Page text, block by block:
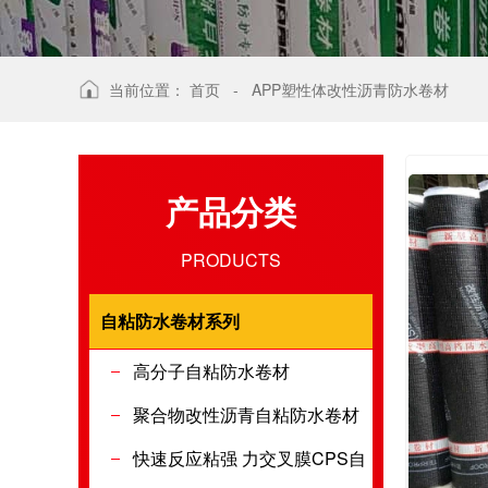
当前位置： 首页 - APP塑性体改性沥青防水卷材
产品分类
PRODUCTS
自粘防水卷材系列
自粘防水卷
高分子自粘防水卷材
聚合物改性沥青自粘防水卷材
快速反应粘强 力交叉膜CPS自